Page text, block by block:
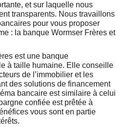
vie
PER
SCPI
Pro
et sur laquelle nous
transparents. Nous travaillons
pour vous proposer
: la banque Wormser Frères et
est une banque
à taille humaine. Elle conseille
de l’immobilier et les
des solutions de financement
bancaire est similaire à celui
confiée est prêtée à
vous sont en partie